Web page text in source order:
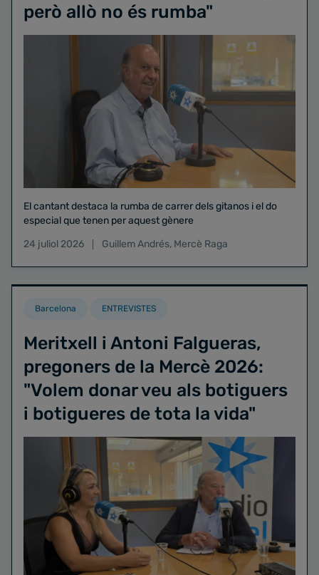
però allò no és rumba"
El cantant destaca la rumba de carrer dels gitanos i el do
especial que tenen per aquest gènere
24 juliol 2026
Guillem Andrés, Mercè Raga
Barcelona ENTREVISTES
Meritxell i Antoni Falgueras,
pregoners de la Mercè 2026:
"Volem donar veu als botiguers
i botigueres de tota la vida"